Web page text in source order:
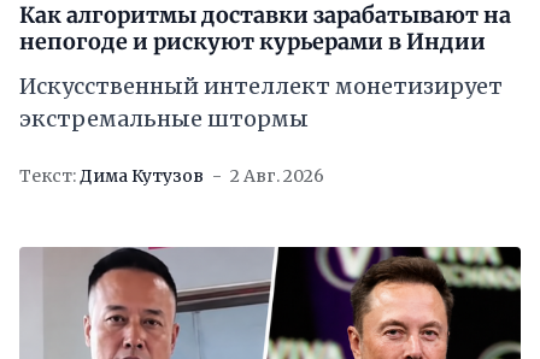
Как алгоритмы доставки зарабатывают на
непогоде и рискуют курьерами в Индии
Искусственный интеллект монетизирует
экстремальные штормы
Текст:Дима Кутузов 2 Авг. 2026